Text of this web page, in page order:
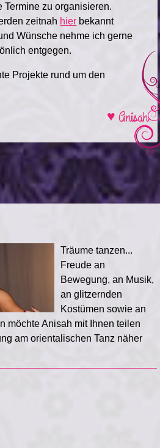
Termine zu organisieren.
zeitnah hier bekannt
Wünsche nehme ich gerne
entgegen.
Projekte rund um den
♥ Anisah
Träume tanzen...
Freude an
Bewegung, an Musik,
an glitzernden
Kostümen sowie an
möchte Anisah mit Ihnen teilen
am orientalischen Tanz näher